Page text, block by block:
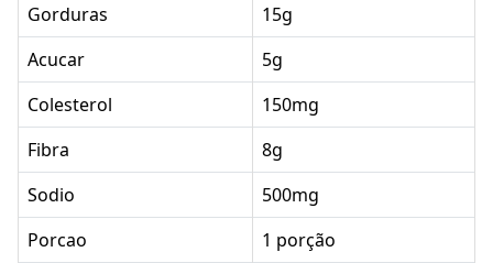
Gorduras
15g
Acucar
5g
Colesterol
150mg
Fibra
8g
Sodio
500mg
Porcao
1 porção